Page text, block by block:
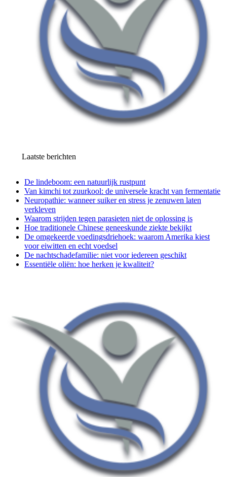
Laatste berichten
De lindeboom: een natuurlijk rustpunt
Van kimchi tot zuurkool: de universele kracht van fermentatie
Neuropathie: wanneer suiker en stress je zenuwen laten
verkleven
Waarom strijden tegen parasieten niet de oplossing is
Hoe traditionele Chinese geneeskunde ziekte bekijkt
De omgekeerde voedingsdriehoek: waarom Amerika kiest
voor eiwitten en echt voedsel
De nachtschadefamilie: niet voor iedereen geschikt
Essentiële oliën: hoe herken je kwaliteit?